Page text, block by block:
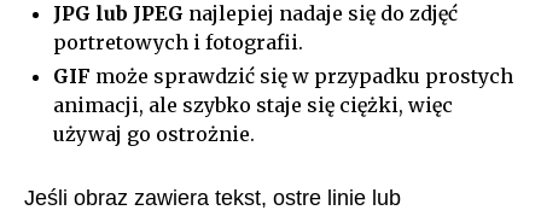
JPG lub JPEG najlepiej nadaje się do zdjęć
portretowych i fotografii.
GIF może sprawdzić się w przypadku prostych
animacji, ale szybko staje się ciężki, więc
używaj go ostrożnie.
Jeśli obraz zawiera tekst, ostre linie lub